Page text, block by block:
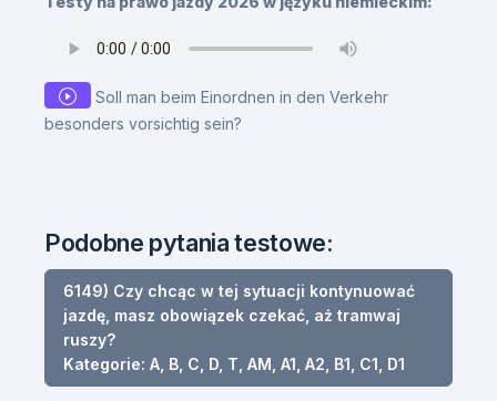
Soll man beim Einordnen in den Verkehr
besonders vorsichtig sein?
Podobne pytania testowe:
6149) Czy chcąc w tej sytuacji kontynuować
jazdę, masz obowiązek czekać, aż tramwaj
ruszy?
Kategorie: A, B, C, D, T, AM, A1, A2, B1, C1, D1